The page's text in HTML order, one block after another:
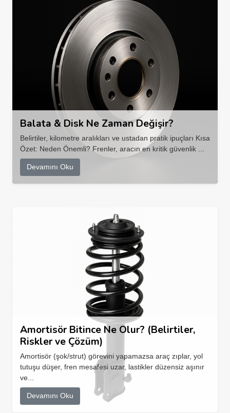
Balata & Disk Ne Zaman Değişir?
Belirtiler, kilometre aralıkları ve ustadan pratik ipuçları Kısa
Özet: Neden Önemli? Frenler, aracın en kritik güvenlik ...
Devamını Oku
Amortisör Bitince Ne Olur? (Belirtiler,
Riskler ve Çözüm)
Amortisör (şok/strut) görevini yapamazsa araç zıplar, yol
tutuşu düşer, fren mesafesi uzar, lastikler düzensiz aşınır
ve...
Devamını Oku